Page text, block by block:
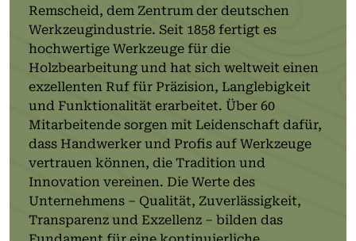
Remscheid, dem Zentrum der deutschen
Werkzeugindustrie. Seit 1858 fertigt es
hochwertige Werkzeuge für die
Holzbearbeitung und hat sich weltweit einen
exzellenten Ruf für Präzision, Langlebigkeit
und Funktionalität erarbeitet. Über 60
Mitarbeitende sorgen mit Leidenschaft dafür,
dass Handwerker und Profis auf Werkzeuge
vertrauen können, die Tradition und
Innovation vereinen. Die Werte des
Unternehmens – Qualität, Zuverlässigkeit,
Transparenz und Exzellenz – bilden das